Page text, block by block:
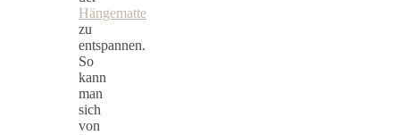
Hängematte
zu
entspannen.
So
kann
man
sich
von